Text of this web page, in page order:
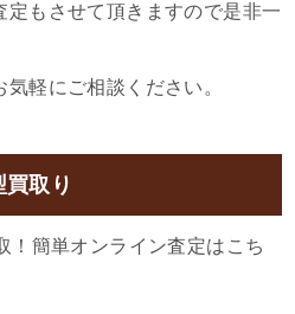
もさせて頂きますので是非一
軽にご相談ください。
取り
！簡単オンライン査定はこち